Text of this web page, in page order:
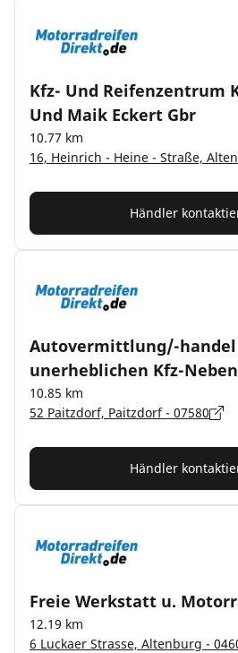
Kfz- Und Reifenzentrum
Und Maik Eckert Gbr
10.77 km
16, Heinrich - Heine - Straße,
Händler
Autovermittlung/-
unerheblichen Kfz-
10.85 km
52 Paitzdorf, Paitzdorf - 07580
Händler
Freie Werkstatt u.
12.19 km
6 Luckaer Strasse, Altenburg -